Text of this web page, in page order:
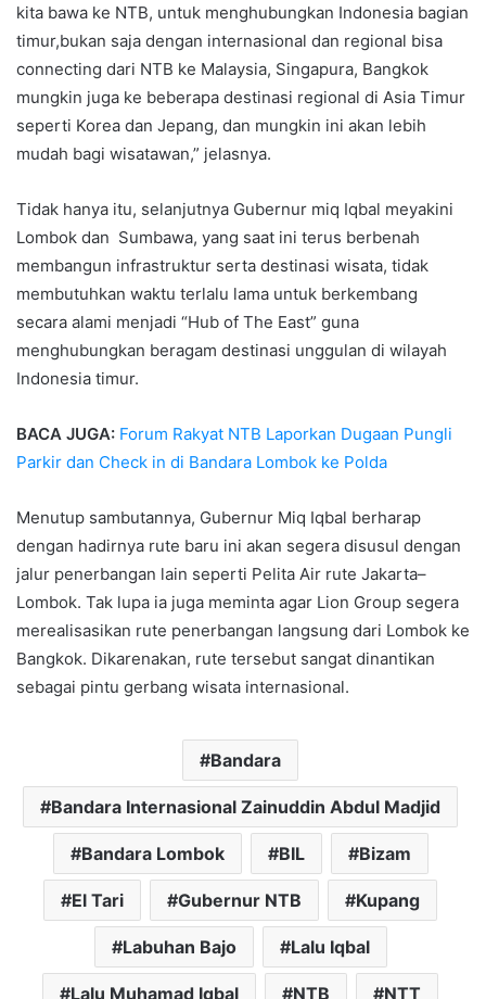
kita bawa ke NTB, untuk menghubungkan Indonesia bagian
timur,bukan saja dengan internasional dan regional bisa
connecting dari NTB ke Malaysia, Singapura, Bangkok
mungkin juga ke beberapa destinasi regional di Asia Timur
seperti Korea dan Jepang, dan mungkin ini akan lebih
mudah bagi wisatawan,” jelasnya.
Tidak hanya itu, selanjutnya Gubernur miq Iqbal meyakini
Lombok dan Sumbawa, yang saat ini terus berbenah
membangun infrastruktur serta destinasi wisata, tidak
membutuhkan waktu terlalu lama untuk berkembang
secara alami menjadi “Hub of The East” guna
menghubungkan beragam destinasi unggulan di wilayah
Indonesia timur.
BACA JUGA: Forum Rakyat NTB Laporkan Dugaan Pungli
Parkir dan Check in di Bandara Lombok ke Polda
Menutup sambutannya, Gubernur Miq Iqbal berharap
dengan hadirnya rute baru ini akan segera disusul dengan
jalur penerbangan lain seperti Pelita Air rute Jakarta–
Lombok. Tak lupa ia juga meminta agar Lion Group segera
merealisasikan rute penerbangan langsung dari Lombok ke
Bangkok. Dikarenakan, rute tersebut sangat dinantikan
sebagai pintu gerbang wisata internasional.
Bandara
Bandara Internasional Zainuddin Abdul Madjid
Bandara Lombok BIL Bizam
El Tari Gubernur NTB Kupang
Labuhan Bajo Lalu Iqbal
Lalu Muhamad Iqbal NTB NTT